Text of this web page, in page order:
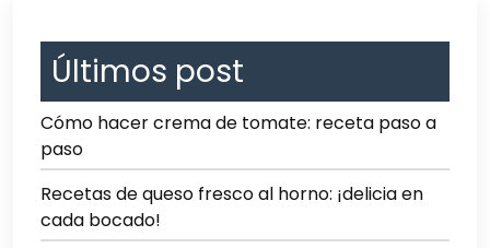
Últimos post
Cómo hacer crema de tomate: receta paso a
paso
Recetas de queso fresco al horno: ¡delicia en
cada bocado!